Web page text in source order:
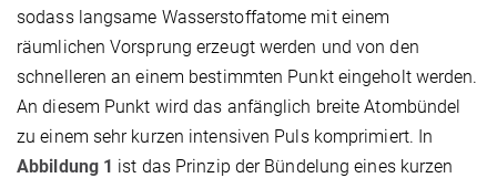
sodass langsame Wasserstoffatome mit einem
räumlichen Vorsprung erzeugt werden und von den
schnelleren an einem bestimmten Punkt eingeholt werden.
An diesem Punkt wird das anfänglich breite Atombündel
zu einem sehr kurzen intensiven Puls komprimiert. In
Abbildung 1 ist das Prinzip der Bündelung eines kurzen